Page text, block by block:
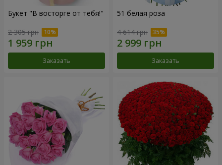
Букет "В восторге от тебя!"
2 305 грн
Заказать
51 белая роза
4 614 грн
Заказать